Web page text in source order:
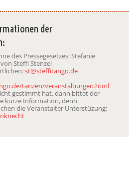
der
des Pressegesetzes: Stefanie
Steffi Stenzel
st@steffitango.de
tanzen/veranstaltungen.html
gestimmt hat, dann bittet der
kurze Information, denn
die Veranstalter Unterstüzung: